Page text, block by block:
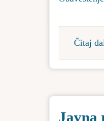
Čitaj
Javna